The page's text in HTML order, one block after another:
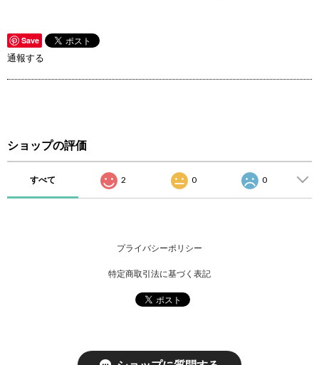
Save
通報する
ショップの評価
すべて 2 0 0
プライバシーポリシー
特定商取引法に基づく表記